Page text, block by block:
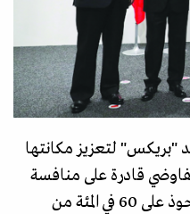
"بريكس" لتعزيز مكانتها
قادرة على منافسة
مجموعة السبع (G7) التي تستحوذ على 60 في المئة من